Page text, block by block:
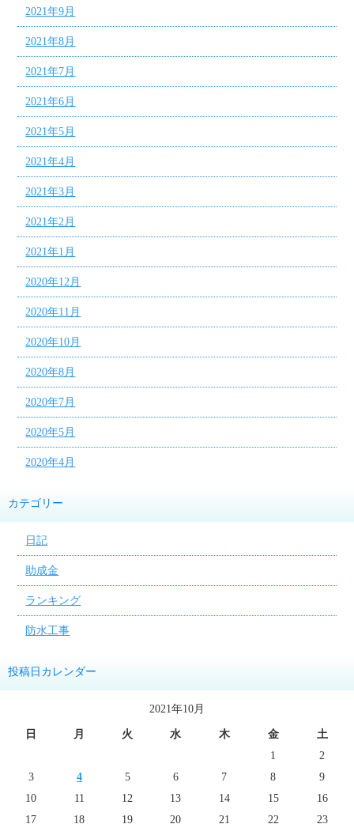
2021年9月
2021年8月
2021年7月
2021年6月
2021年5月
2021年4月
2021年3月
2021年2月
2021年1月
2020年12月
2020年11月
2020年10月
2020年8月
2020年7月
2020年5月
2020年4月
カテゴリー
日記
助成金
ランキング
防水工事
投稿日カレンダー
2021年10月
日 月 火 水 木 金
土
1
2
3
4 5 6 7 8
9
10
11 12 13 14 15
16
17
18 19 20 21 22 23